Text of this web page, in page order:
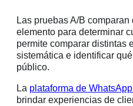
Las pruebas A/B
elemento para determinar
permite comparar distintas
sistemática e identificar
público.
La plataforma de
brindar experiencias de